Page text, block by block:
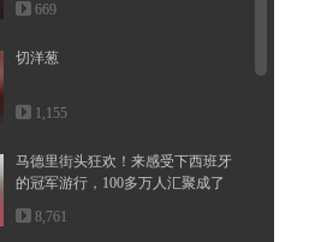
669
切洋葱
1,155
马德里街头狂欢！来感受下西班牙
的冠军游行，100多万人汇聚成了
红...
8,761